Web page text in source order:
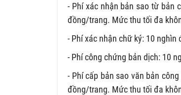
- Phí xác nhận bản sao từ bản
đồng/trang. Mức thu tối đa
- Phí xác nhận chữ ký: 10
- Phí công chứng bản dịch: 10
- Phí cấp bản sao văn bản
đồng/trang. Mức thu tối đa